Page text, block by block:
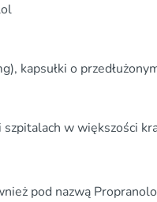
kapsułki o
w większości
pod nazwą